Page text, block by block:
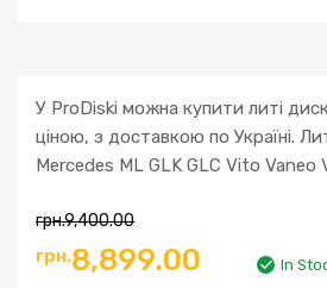
У ProDiski можна купити литі
ціною, з доставкою по Україні.
Mercedes ML GLK GLC Vito Vaneo
грн.9,400.00
Оригінальна
грн.8,899.00 In